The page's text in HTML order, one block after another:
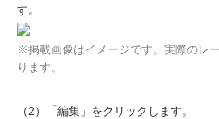
す。
※掲載画像はイメージです。実際のレ
ります。
（2）「編集」をクリックします。